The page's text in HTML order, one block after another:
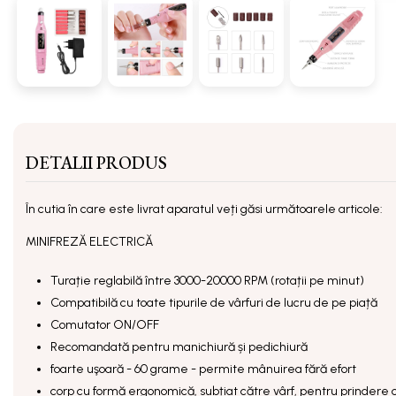
DETALII PRODUS
În cutia în care este livrat aparatul veți găsi următoarele articole:
MINIFREZĂ ELECTRICĂ
Turație reglabilă între 3000-20000 RPM (rotații pe minut)
Compatibilă cu toate tipurile de vârfuri de lucru de pe piață
Comutator ON/OFF
Recomandată pentru manichiură și pedichiură
foarte uşoară - 60 grame - permite mânuirea fără efort
corp cu formă ergonomică, subțiat către vârf, pentru prindere